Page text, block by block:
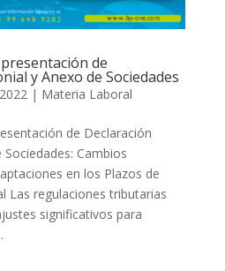
de
y Anexo de Sociedades
| Materia Laboral
de Declaración
Cambios
en los Plazos de
Las regulaciones tributarias
significativos para